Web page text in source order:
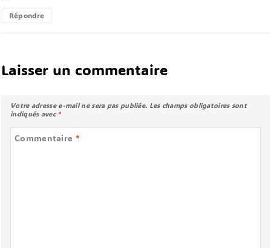
Répondre
Laisser un commentaire
Votre adresse e-mail ne sera pas publiée. Les champs obligatoires sont
indiqués avec *
Commentaire *